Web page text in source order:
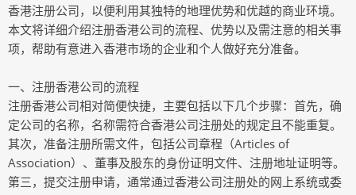
香港注册公司，以便利用其独特的地理优势和优越的商业环境。
本文将详细介绍注册香港公司的流程、优势以及需注意的相关事
项，帮助有意进入香港市场的企业和个人做好充分准备。
一、注册香港公司的流程
注册香港公司相对简便快捷，主要包括以下几个步骤：首先，确
定公司的名称，名称需符合香港公司注册处的规定且不能重复。
其次，准备注册所需文件，包括公司章程（Articles of
Association）、董事及股东的身份证明文件、注册地址证明等。
第三，提交注册申请，通常通过香港公司注册处的网上系统或委